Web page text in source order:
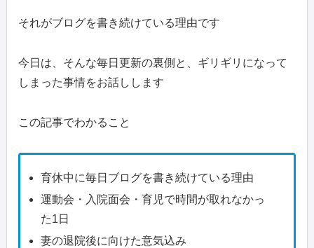
それがブログを書き続けている理由です
今日は、そんな毎日更新の裏側と、ギリギリになって
しまった事情をお話しします
この記事でわかること
育休中に毎日ブログを書き続けている理由
運動会・入院面会・育児で時間が取れなかっ
た1日
妻の退院後に向けた意気込み